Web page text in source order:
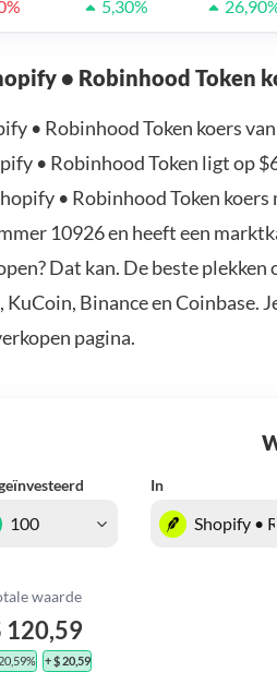
5,30%
• Robinhood Token
• Robinhood Token koers
• Robinhood Token ligt op
• Robinhood Token koers
10926 en heeft een
Dat kan. De beste
KuCoin, Binance en Coinbase.
pagina.
In
waarde
120,59
+ $ 20,59